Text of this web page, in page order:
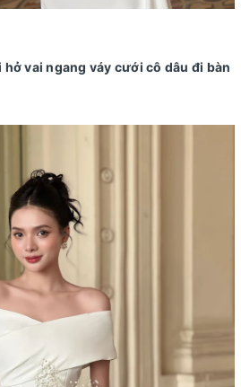
vai ngang váy cưới cô dâu đi bàn